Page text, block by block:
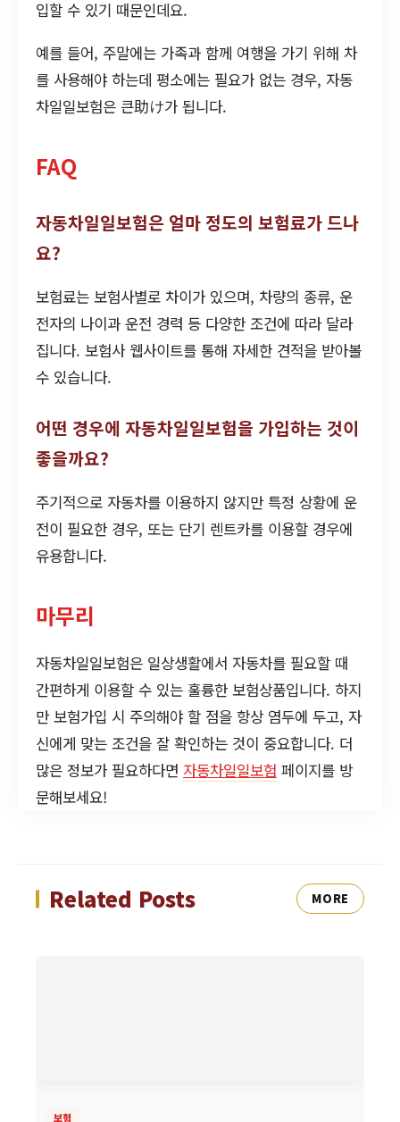
입할 수 있기 때문인데요.
예를 들어, 주말에는 가족과 함께 여행을 가기 위해 차
를 사용해야 하는데 평소에는 필요가 없는 경우, 자동
차일일보험은 큰助け가 됩니다.
FAQ
자동차일일보험은 얼마 정도의 보험료가 드나
요?
보험료는 보험사별로 차이가 있으며, 차량의 종류, 운
전자의 나이과 운전 경력 등 다양한 조건에 따라 달라
집니다. 보험사 웹사이트를 통해 자세한 견적을 받아볼
수 있습니다.
어떤 경우에 자동차일일보험을 가입하는 것이
좋을까요?
주기적으로 자동차를 이용하지 않지만 특정 상황에 운
전이 필요한 경우, 또는 단기 렌트카를 이용할 경우에
유용합니다.
마무리
자동차일일보험은 일상생활에서 자동차를 필요할 때
간편하게 이용할 수 있는 훌륭한 보험상품입니다. 하지
만 보험가입 시 주의해야 할 점을 항상 염두에 두고, 자
신에게 맞는 조건을 잘 확인하는 것이 중요합니다. 더
많은 정보가 필요하다면 자동차일일보험 페이지를 방
문해보세요!
Related Posts MORE
보험